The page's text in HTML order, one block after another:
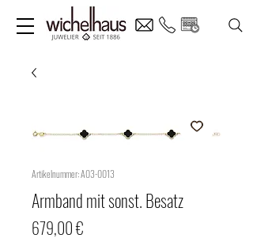
Artikelnummer: A03-0013
Armband mit sonst. Besatz
679,00 €